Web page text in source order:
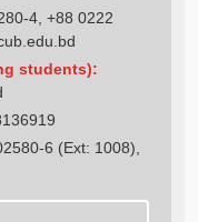
4, +88 0222
students):
6 (Ext: 1008),